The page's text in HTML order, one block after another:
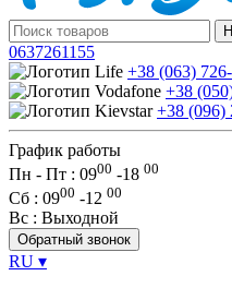
0637261155
+38 (063)
+38
+38 (096)
График работы
Пн - Пт : 0900 -18 00
Сб : 0900 -12 00
Вс : Выходной
Обратный звонок
RU ▾